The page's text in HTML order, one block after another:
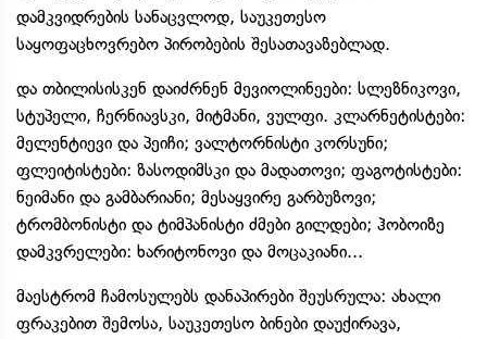
დამკვიდრების სანაცვლოდ, საუკეთესო
საყოფაცხოვრებო პირობების შესათავაზებლად.
და თბილისისკენ დაიძრნენ მევიოლინეები: სლეზნიკოვი,
სტუპელი, ჩერნიავსკი, მიტმანი, ვულფი. კლარნეტისტები:
მელენტიევი და პეიჩი; ვალტორნისტი კორსუნი;
ფლეიტისტები: ზასოდიმსკი და მადათოვი; ფაგოტისტები:
ნეიმანი და გამბარიანი; მესაყვირე გარბუზოვი;
ტრომბონისტი და ტიმპანისტი ძმები გილდები; ჰობოიზე
დამკვრელები: ხარიტონოვი და მოცაკიანი...
მაესტრომ ჩამოსულებს დანაპირები შეუსრულა: ახალი
ფრაკებით შემოსა, საუკეთესო ბინები დაუქირავა,